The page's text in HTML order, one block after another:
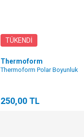
TÜKENDİ
Thermoform
Thermoform Polar Boyunluk
250,00 TL